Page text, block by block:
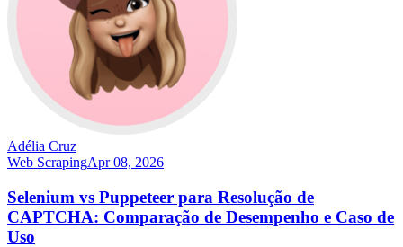
Adélia Cruz
Web ScrapingApr 08, 2026
Selenium vs Puppeteer para Resolução de
CAPTCHA: Comparação de Desempenho e Caso de
Uso